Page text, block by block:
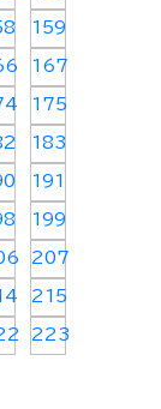
159
167
175
183
191
199
207
215
223